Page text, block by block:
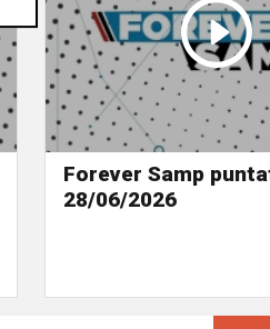
Forever Samp
28/06/2026